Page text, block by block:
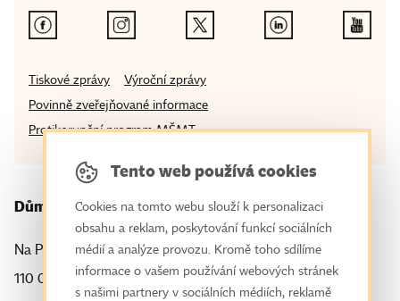
Tento web používá cookies
Cookies na tomto webu slouží k personalizaci
obsahu a reklam, poskytování funkcí sociálních
médií a analýze provozu. Kromě toho sdílíme
informace o vašem používání webových stránek
s našimi partnery v sociálních médiích, reklamě
Dům zahraniční spolupráce
Na Poříčí 1035/4
110 00 Praha 1
Tiskové zprávy
Výroční zprávy
Povinně zveřejňované informace
Protikorupční program MŠMT